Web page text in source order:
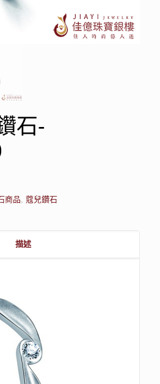
石-
商品, 蔻兒鑽石
描述